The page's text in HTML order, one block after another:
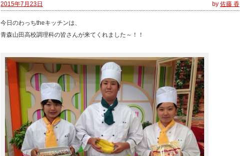
2015年7月23日 by 佐藤 香
今日のわっちtheキッチンは、
青森山田高校調理科の皆さんが来てくれました～！！